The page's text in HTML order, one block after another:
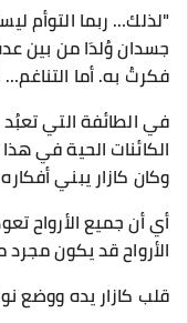
"لذلك… ربما التوأم
جسدان وُلدَا من بين
فكرتُ به. أما
في الطائفة التي
الكائنات الحية في
وكان كازار يبني
أي أن جميع الأرواح
الأرواح قد يكون مجرد
قلب كازار يده ووضع